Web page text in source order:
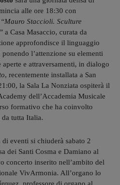
alle ore 18:30 con
“Mauro Staccioli. Sculture
a Casa Masaccio, curata da
approfondisce il linguaggio
l’attenzione su elementi
e attraversamenti, in dialogo
, recentemente installata a San
la Sala La Nonziata ospiterà il
dell’Accademia Musicale
formativo che ha coinvolto
tutta Italia.
di eventi si chiuderà sabato 2
dei Santi Cosma e Damiano al
concerto inserito nell’ambito del
VivArmonia. All’organo lo